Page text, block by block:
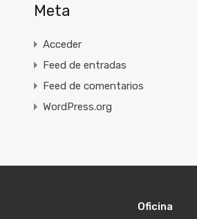
Meta
Acceder
Feed de entradas
Feed de comentarios
WordPress.org
Oficina